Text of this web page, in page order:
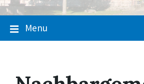
Menu